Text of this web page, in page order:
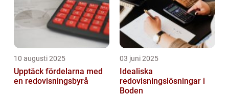
10 augusti 2025
Upptäck fördelarna med
en redovisningsbyrå
03 juni 2025
Idealiska
redovisningslösningar i
Boden